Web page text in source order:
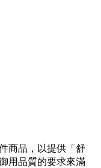
商品，以提供「舒
用品質的要求來滿